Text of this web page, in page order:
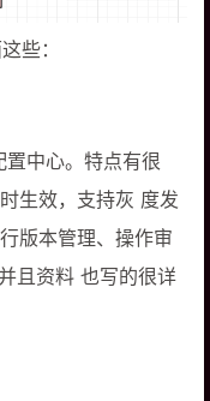
些：
中心。特点有很
生效，支持灰 度发
版本管理、操作审
且资料 也写的很详